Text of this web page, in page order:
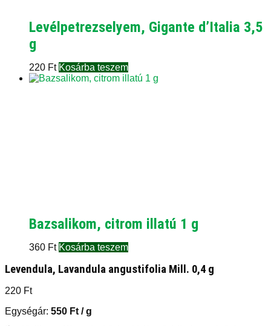
Levélpetrezselyem, Gigante d’Italia 3,5
g
220 Ft Kosárba teszem
Bazsalikom, citrom illatú 1 g
360 Ft Kosárba teszem
Levendula, Lavandula angustifolia Mill. 0,4 g
220 Ft
Egységár: 550 Ft / g